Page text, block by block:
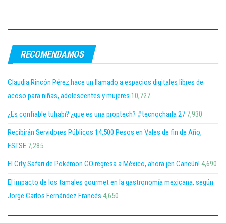
RECOMENDAMOS
Claudia Rincón Pérez hace un llamado a espacios digitales libres de
acoso para niñas, adolescentes y mujeres 10,727
¿Es confiable tuhabi? ¿que es una proptech? #tecnocharla 27 7,930
Recibirán Servidores Públicos 14,500 Pesos en Vales de fin de Año,
FSTSE 7,285
El City Safari de Pokémon GO regresa a México, ahora ¡en Cancún! 4,690
El impacto de los tamales gourmet en la gastronomía mexicana, según
Jorge Carlos Fernández Francés 4,650